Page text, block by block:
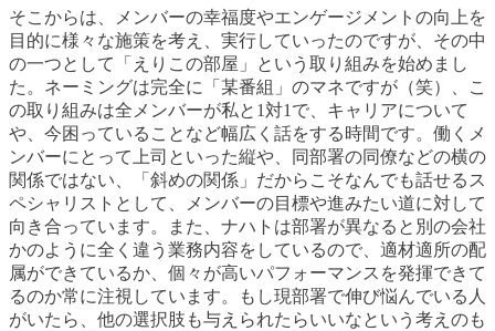
そこからは、メンバーの幸福度やエンゲージメントの向上を
目的に様々な施策を考え、実行していったのですが、 その中
の一つとして
「えりこ の部屋」という取り組みを始めまし
た。ネーミングは完全に「某番組 」のマネですが（笑）、こ
の取り組みは全メンバーが私と1対1で、 キャリアについて
や、今困っていることなど幅広く話をする時間です。 働くメ
ンバーにとって上司といった縦や、
同部署の同僚などの横の
関係ではない、「斜めの関係」だからこそなんでも話せるス
ペシャリストとして、メンバーの目標や進みたい道に対して
向き合っています。また、 ナハト は部署が異なると 別の会社
かのように全く違う業務内容をしているので、 適材適所の配
属ができているか、個々が高いパフォーマンスを発揮できて
るのか常に注視しています。もし現部署で伸び悩んでいる人
がいたら、他の選択肢も与えられたらいいなという考え のも